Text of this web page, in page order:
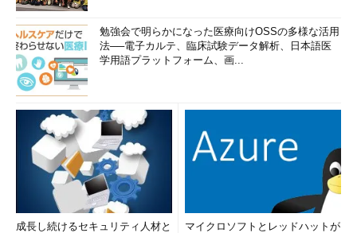
勉強会で明らかになった医療向けOSSの多様な活用
法──電子カルテ、臨床試験データ解析、日本語医
学用語プラットフォーム、画...
成長し続けるセキュリティ人材と
マイクロソフトとレッドハットが